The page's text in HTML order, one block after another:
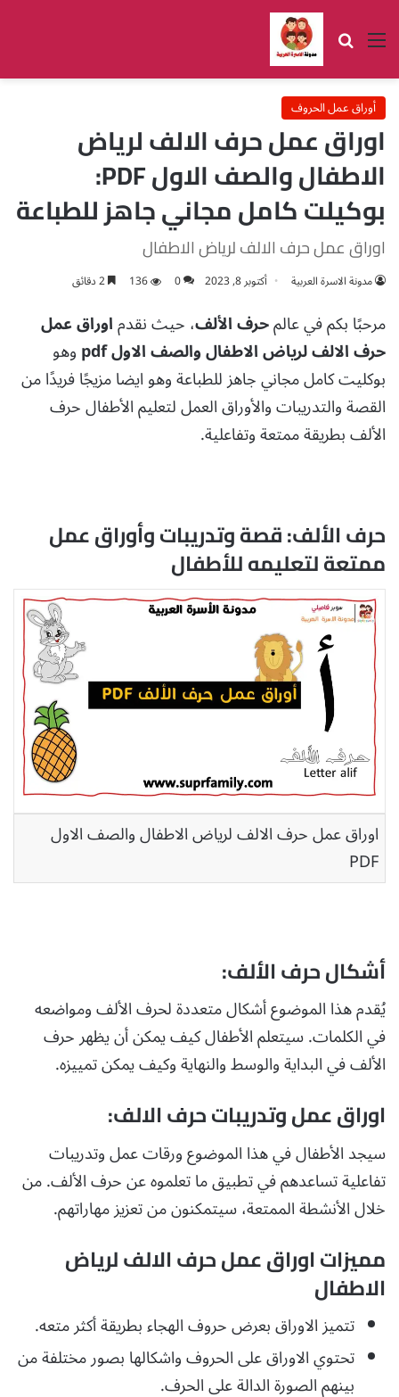
القائمة بحث عن
أوراق عمل الحروف
اوراق عمل حرف الالف لرياض
الاطفال والصف الاول PDF:
بوكيلت كامل مجاني جاهز للطباعة
اوراق عمل حرف الالف لرياض الاطفال
مدونة الاسرة العربية أكتوبر 8, 2023 0
136
مرحبًا بكم في عالمحرف الألف، حيث نقدماوراق عمل
حرف الالف لرياض الاطفال والصف الاول pdf
وهو
بوكليت كامل مجاني جاهز للطباعة وهو ايضا مزيجًا فريدًا من
القصة والتدريبات والأوراق العمل لتعليم الأطفال حرف
الألف بطريقة ممتعة وتفاعلية.
حرف الألف: قصة وتدريبات وأوراق عمل
ممتعة لتعليمه للأطفال
اوراق عمل حرف الالف لرياض الاطفال والصف الاول
PDF
أشكال حرف الألف:
يُقدم هذا الموضوع أشكال متعددة لحرف الألف ومواضعه
في الكلمات. سيتعلم الأطفال كيف يمكن أن يظهر حرف
الألف في البداية والوسط والنهاية وكيف يمكن تمييزه.
اوراق عمل وتدريبات حرف الالف:
سيجد الأطفال في هذا الموضوع ورقات عمل وتدريبات
تفاعلية تساعدهم في تطبيق ما تعلموه عن حرف الألف. من
خلال الأنشطة الممتعة، سيتمكنون من تعزيز مهاراتهم.
مميزات اوراق عمل حرف الالف لرياض
الاطفال
تتميز الاوراق بعرض حروف الهجاء بطريقة أكثر متعه.
تحتوي الاوراق على الحروف واشكالها بصور مختلفة من
بينهم الصورة الدالة على الحرف.